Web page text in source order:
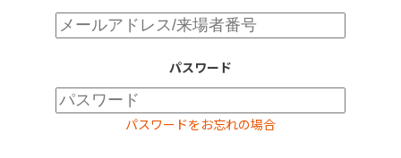
パスワード
パスワードをお忘れの場合